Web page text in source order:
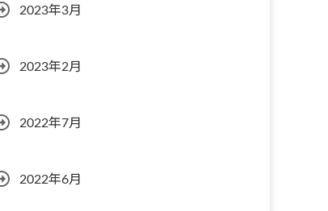
2023年3月
2023年2月
2022年7月
2022年6月